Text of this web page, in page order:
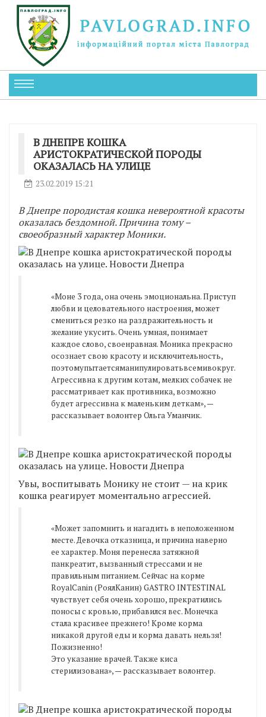
В ДНЕПРЕ КОШКА
АРИСТОКРАТИЧЕСКОЙ ПОРОДЫ
ОКАЗАЛАСЬ НА УЛИЦЕ
23.02.2019 15:21
В Днепре породистая кошка невероятной красоты
оказалась бездомной. Причина тому –
своеобразный характер Моники.
«Моне 3 года, она очень эмоциональна. Приступ
любви и целовательного настроения, может
смениться резко на раздражительность и
желание укусить. Очень умная, понимает
каждое слово, своенравная. Моника прекрасно
осознает свою красоту и исключительность,
поэтомупытаетсяманипулироватьвсемивокруг.
Агрессивна к другим котам, мелких собачек не
рассматривает как противника, возможно
будет агрессивна к маленьким деткам», —
рассказывает волонтер Ольга Уманчик.
Увы, воспитывать Монику не стоит — на крик
кошка реагирует моментально агрессией.
«Может запомнить и нагадить в неположенном
месте. Девочка отказница, и причина наверно
ее характер. Моня перенесла затяжной
панкреатит, вызванный стрессами и не
правильным питанием. Сейчас на корме
RoyalCanin (РоялКанин) GASTRO INTESTINAL
чувствует себя очень хорошо, прекратились
поносы с кровью, прибавился вес. Монечка
стала красивее прежнего! Кроме корма
никакой другой еды и корма давать нельзя!
Пожизненно!
Это указание врачей. Также киса
стерилизована», — рассказывает волонтер.